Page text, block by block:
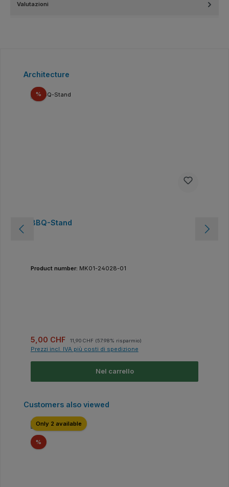
Valutazioni
Salta la galleria dei prodotti
Architecture
%Sconto
BBQ-Stand
Product number: MK01-24028-01
Prezzo di vendita:
5,00 CHF 11,90 CHF (57.98% risparmio)
Prezzi incl. IVA più costi di spedizione
Nel carrello
Salta la galleria dei prodotti
Customers also viewed
Only 2 available
%Sconto